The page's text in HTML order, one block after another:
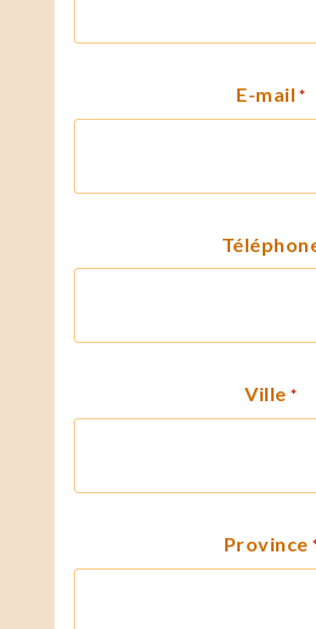
E-mail *
Ville *
Province